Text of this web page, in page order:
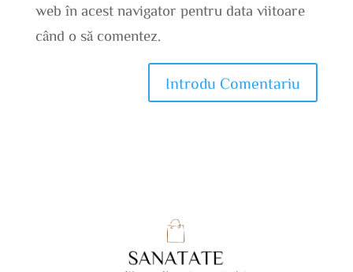
web în acest navigator pentru data viitoare
când o să comentez.